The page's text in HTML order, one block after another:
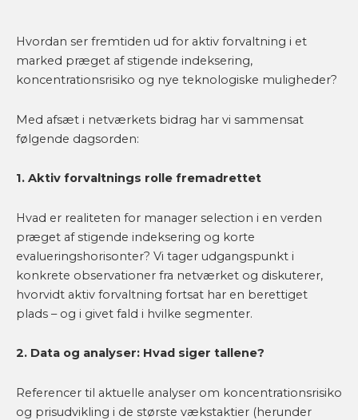
Hvordan ser fremtiden ud for aktiv forvaltning i et
marked præget af stigende indeksering,
koncentrationsrisiko og nye teknologiske muligheder?
Med afsæt i netværkets bidrag har vi sammensat
følgende dagsorden:
1. Aktiv forvaltnings rolle fremadrettet
Hvad er realiteten for manager selection i en verden
præget af stigende indeksering og korte
evalueringshorisonter? Vi tager udgangspunkt i
konkrete observationer fra netværket og diskuterer,
hvorvidt aktiv forvaltning fortsat har en berettiget
plads – og i givet fald i hvilke segmenter.
2. Data og analyser: Hvad siger tallene?
Referencer til aktuelle analyser om koncentrationsrisiko
og prisudvikling i de største vækstaktier (herunder